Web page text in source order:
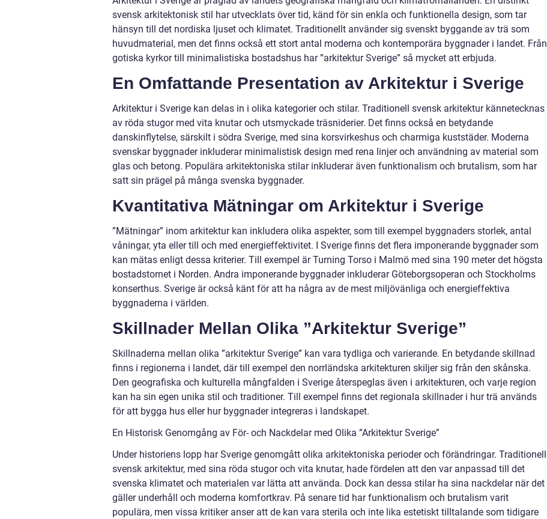
svensk arkitektonisk stil har utvecklats över tid, känd för sin enkla och funktionella design, som tar
hänsyn till det nordiska ljuset och klimatet. Traditionellt använder sig svenskt byggande av trä som
huvudmaterial, men det finns också ett stort antal moderna och kontemporära byggnader i landet. Från
gotiska kyrkor till minimalistiska bostadshus har ”arkitektur Sverige” så mycket att erbjuda.
En Omfattande Presentation av Arkitektur i Sverige
Arkitektur i Sverige kan delas in i olika kategorier och stilar. Traditionell svensk arkitektur kännetecknas
av röda stugor med vita knutar och utsmyckade träsniderier. Det finns också en betydande
danskinflytelse, särskilt i södra Sverige, med sina korsvirkeshus och charmiga kuststäder. Moderna
svenskar byggnader inkluderar minimalistisk design med rena linjer och användning av material som
glas och betong. Populära arkitektoniska stilar inkluderar även funktionalism och brutalism, som har
satt sin prägel på många svenska byggnader.
Kvantitativa Mätningar om Arkitektur i Sverige
”Mätningar” inom arkitektur kan inkludera olika aspekter, som till exempel byggnaders storlek, antal
våningar, yta eller till och med energieffektivitet. I Sverige finns det flera imponerande byggnader som
kan mätas enligt dessa kriterier. Till exempel är Turning Torso i Malmö med sina 190 meter det högsta
bostadstornet i Norden. Andra imponerande byggnader inkluderar Göteborgsoperan och Stockholms
konserthus. Sverige är också känt för att ha några av de mest miljövänliga och energieffektiva
byggnaderna i världen.
Skillnader Mellan Olika ”Arkitektur Sverige”
Skillnaderna mellan olika ”arkitektur Sverige” kan vara tydliga och varierande. En betydande skillnad
finns i regionerna i landet, där till exempel den norrländska arkitekturen skiljer sig från den skånska.
Den geografiska och kulturella mångfalden i Sverige återspeglas även i arkitekturen, och varje region
kan ha sin egen unika stil och traditioner. Till exempel finns det regionala skillnader i hur trä används
för att bygga hus eller hur byggnader integreras i landskapet.
En Historisk Genomgång av För- och Nackdelar med Olika ”Arkitektur Sverige”
Under historiens lopp har Sverige genomgått olika arkitektoniska perioder och förändringar. Traditionell
svensk arkitektur, med sina röda stugor och vita knutar, hade fördelen att den var anpassad till det
svenska klimatet och materialen var lätta att använda. Dock kan dessa stilar ha sina nackdelar när det
gäller underhåll och moderna komfortkrav. På senare tid har funktionalism och brutalism varit
populära, men vissa kritiker anser att de kan vara sterila och inte lika estetiskt tilltalande som tidigare